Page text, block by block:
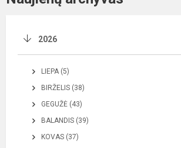
2026
LIEPA (5)
BIRŽELIS (38)
GEGUŽĖ (43)
BALANDIS (39)
KOVAS (37)